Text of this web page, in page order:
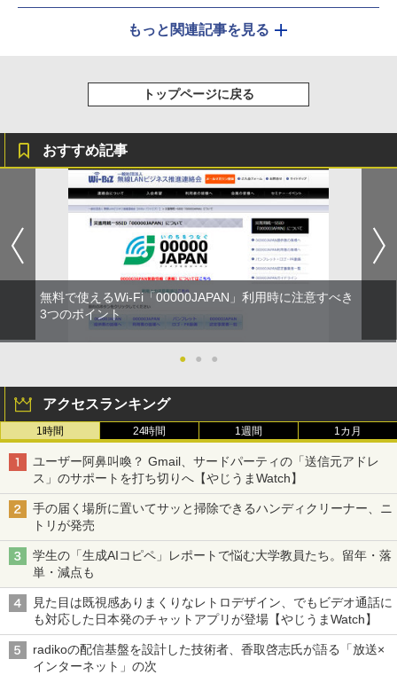
もっと関連記事を見る
トップページに戻る
おすすめ記事
無料で使えるWi-Fi「00000JAPAN」利用時に注意すべき
3つのポイント
● ● ●
アクセスランキング
1時間 24時間 1週間 1カ月
ユーザー阿鼻叫喚？ Gmail、サードパーティの「送信元アドレ
ス」のサポートを打ち切りへ【やじうまWatch】
手の届く場所に置いてサッと掃除できるハンディクリーナー、ニ
トリが発売
学生の「生成AIコピペ」レポートで悩む大学教員たち。留年・落
単・減点も
見た目は既視感ありまくりなレトロデザイン、でもビデオ通話に
も対応した日本発のチャットアプリが登場【やじうまWatch】
radikoの配信基盤を設計した技術者、香取啓志氏が語る「放送×
インターネット」の次